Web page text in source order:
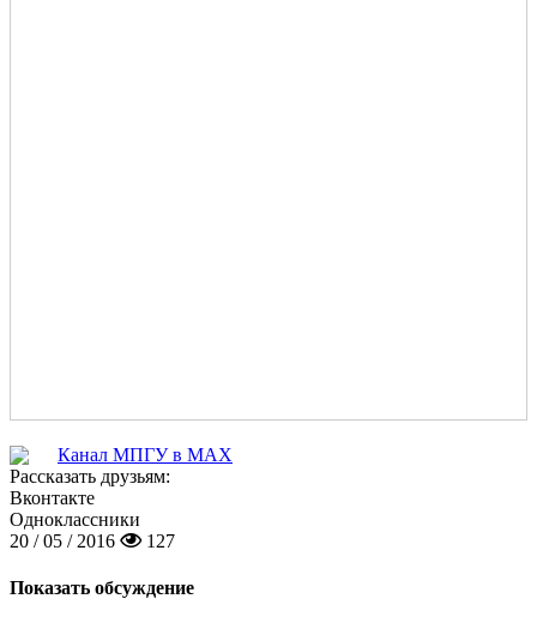
Канал МПГУ в MAX
Рассказать друзьям:
Вконтакте
Одноклассники
20 / 05 / 2016
127
Показать обсуждение